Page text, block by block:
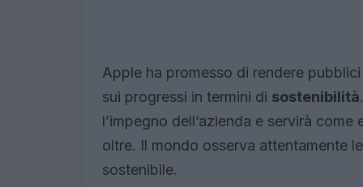
Apple ha promesso di rendere
sui progressi in termini di sostenibilità
l’impegno dell’azienda e servirà
oltre. Il mondo osserva attentamente
sostenibile.